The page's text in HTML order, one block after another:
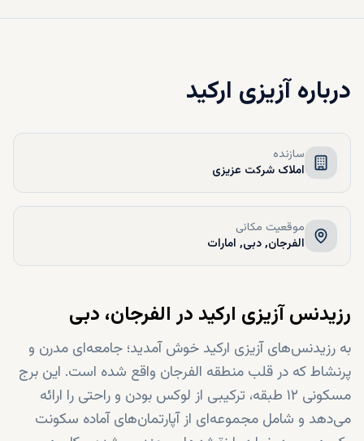
دربارهآزیزی ارکید
سازنده
املاک شرکت عزیزی
موقعیت مکانی
الفرجان, دبی, امارات
رزیدنس آزیزی ارکید در الفرجان، دبی
به رزیدنس‌های آزیزی ارکید خوش آمدید؛ جامعه‌ای مدرن و
پرنشاط که در قلب منطقه الفرجان واقع شده است. این برج
مسکونی ۱۲ طبقه، ترکیبی از لوکس بودن و راحتی را ارائه
می‌دهد و شامل مجموعه‌ای از آپارتمان‌های آماده سکونت